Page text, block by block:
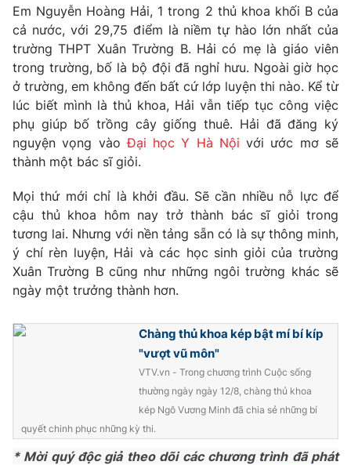
Hậu trường
Nhân vật
Khán giả
Giải sao mai
Điện ảnh
Âm nhạc
Sao
Đời sống
Du lịch
Làm đẹp
Chất lượng cuộc sống
Giáo dục
Tuyển sinh
Học trực tuyến
Công nghệ
Hitech Công nghệ tương lai
Sản phẩm
Thị trường
Tư vấn
Giao lưu trực tuyến
Lịch phát sóng
Chuyên mục khác
Infographic
Shorts video
VTV Money VTV Thể thao
Em Nguyễn Hoàng Hải, 1 trong 2 thủ khoa khối B của
cả nước, với 29,75 điểm là niềm tự hào lớn nhất của
trường THPT Xuân Trường B. Hải có mẹ là giáo viên
trong trường, bố là bộ đội đã nghỉ hưu. Ngoài giờ học
ở trường, em không đến bất cứ lớp luyện thi nào. Kể từ
lúc biết mình là thủ khoa, Hải vẫn tiếp tục công việc
phụ giúp bố trồng cây giống thuê. Hải đã đăng ký
nguyện vọng vàoĐại học Y Hà Nội với ước mơ sẽ
thành một bác sĩ giỏi.
Mọi thứ mới chỉ là khởi đầu. Sẽ cần nhiều nỗ lực để
cậu thủ khoa hôm nay trở thành bác sĩ giỏi trong
tương lai. Nhưng với nền tảng sẵn có là sự thông minh,
ý chí rèn luyện, Hải và các học sinh giỏi của trường
Xuân Trường B cũng như những ngôi trường khác sẽ
ngày một trưởng thành hơn.
Chàng thủ khoa kép bật mí bí kíp
"vượt vũ môn"
VTV.vn - Trong chương trình Cuộc sống
thường ngày ngày 12/8, chàng thủ khoa
kép Ngô Vương Minh đã chia sẻ những bí
quyết chinh phục những kỳ thi.
* Mời quý độc giả theo dõi các chương trình đã phát